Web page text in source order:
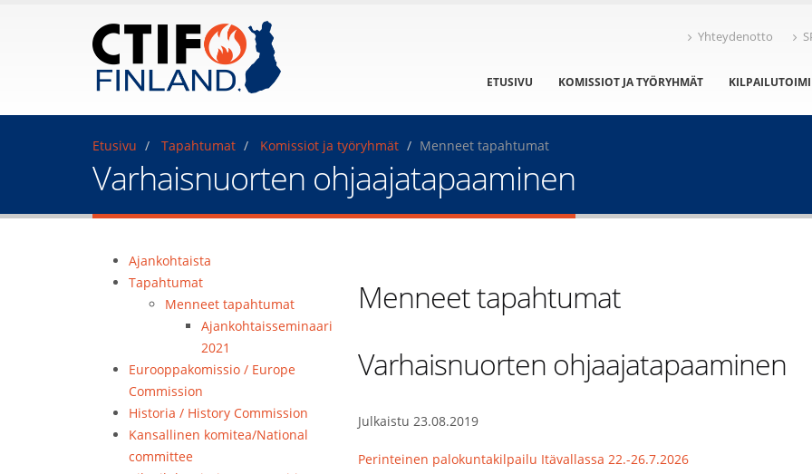
Yhteydenotto
ETUSIVU KOMISSIOT JA TYÖRYHMÄT
Etusivu Tapahtumat Komissiot ja työryhmät Menneet tapahtumat
Varhaisnuorten ohjaajatapaaminen
Ajankohtaista
Tapahtumat
Menneet tapahtumat
Ajankohtaisseminaari
2021
Eurooppakomissio / Europe
Commission
Historia / History Commission
Kansallinen komitea/National
committee
Menneet tapahtumat
Varhaisnuorten ohjaajatapaaminen
Julkaistu 23.08.2019
Perinteinen palokuntakilpailu Itävallassa 22.-26.7.2026